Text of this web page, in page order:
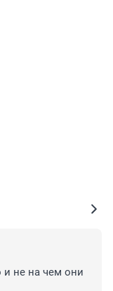
и не на чем они